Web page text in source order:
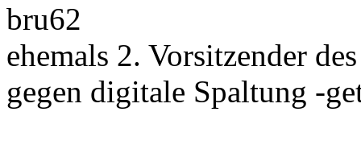
bru62
ehemals 2. Vorsitzender
gegen digitale Spaltung -